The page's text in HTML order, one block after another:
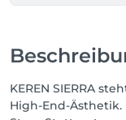
KEREN SIERRA
High-End-